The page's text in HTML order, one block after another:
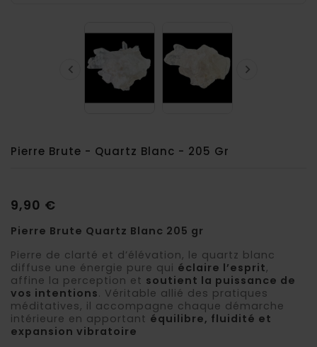
 
Pierre Brute - Quartz Blanc - 205 Gr
9,90 €
Pierre Brute Quartz Blanc 205 gr
Pierre de clarté et d’élévation, le quartz blanc
diffuse une énergie pure qui éclaire l’esprit,
affine la perception et soutient la puissance de
vos intentions. Véritable allié des pratiques
méditatives, il accompagne chaque démarche
intérieure en apportant équilibre, fluidité et
expansion vibratoire